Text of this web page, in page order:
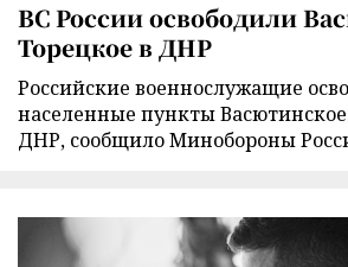
ВС России освободили
Торецкое в ДНР
Российские военнослужащие
населенные пункты
ДНР, сообщило Минобороны